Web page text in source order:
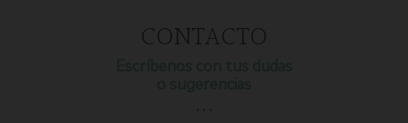
CONTACTO